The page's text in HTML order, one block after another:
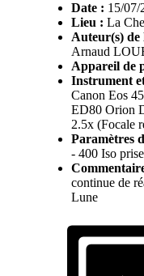
Date : 15/07/
Lieu : La
Auteur(s)
Arnaud
Appareil de
Instrument
Canon Eos
ED80 Orion
2.5x (Focale
Paramètres
- 400 Iso
continue de
Lune